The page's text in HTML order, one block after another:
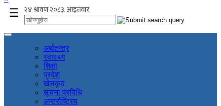
☰
अर्थतन्त्र
स्वास्थ्य
शिक्षा
प्रदेश
खेलकुद
सूचना प्रविधि
अन्तर्राष्ट्रिय